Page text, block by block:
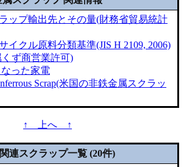
ップ輸出先とその量(財務省貿易統計
イクル原料分類基準(JIS H 2109, 2006)
ず商営業許可)
った家電
Scrap(米国の非鉄金属スクラッ
↑ 上へ ↑
連スクラップ一覧 (20件)